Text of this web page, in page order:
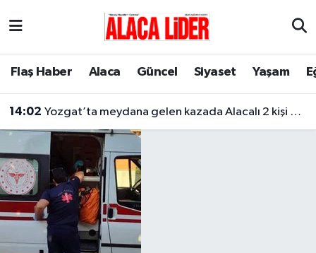
Flaş Haber Alaca Güncel Siyaset Yaşam
14:02 Yozgat’ta meydana gelen kazada Alacalı 2 kişi hayatını kaybetti
Çorum Nöbetçi Eczaneler
Çorum Trafik Yoğunluk Haritası
Süper Lig Puan Durumu ve Fikstür
Tüm Manşetler